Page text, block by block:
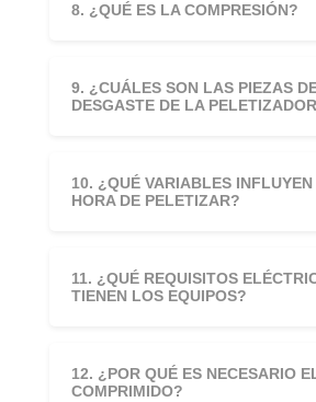
8. ¿QUÉ ES LA COMPRESIÓN?
9. ¿CUÁLES SON LAS PIEZAS
DESGASTE DE LA
10. ¿QUÉ VARIABLES INFLUYEN
HORA DE PELETIZAR?
11. ¿QUÉ REQUISITOS
TIENEN LOS EQUIPOS?
12. ¿POR QUÉ ES NECESARIO
COMPRIMIDO?